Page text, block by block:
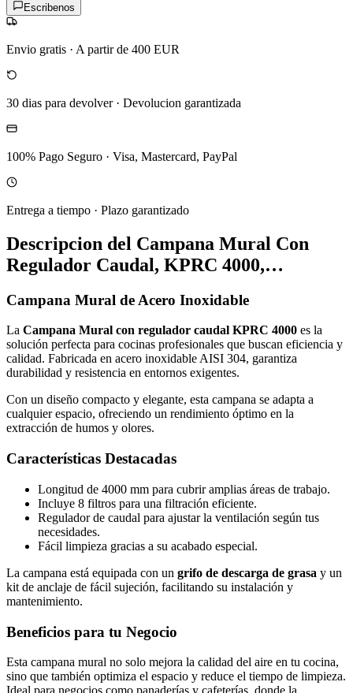
Escribenos
Envio gratis · A partir de 400 EUR
30 dias para devolver· Devolucion garantizada
100% Pago Seguro · Visa, Mastercard, PayPal
Entrega a tiempo · Plazo garantizado
Descripcion del Campana Mural Con
Regulador Caudal, KPRC 4000,…
Campana Mural de Acero Inoxidable
La Campana Mural con regulador caudal KPRC 4000 es la
solución perfecta para cocinas profesionales que buscan eficiencia y
calidad. Fabricada en acero inoxidable AISI 304, garantiza
durabilidad y resistencia en entornos exigentes.
Con un diseño compacto y elegante, esta campana se adapta a
cualquier espacio, ofreciendo un rendimiento óptimo en la
extracción de humos y olores.
Características Destacadas
Longitud de 4000 mm para cubrir amplias áreas de trabajo.
Incluye 8 filtros para una filtración eficiente.
Regulador de caudal para ajustar la ventilación según tus
necesidades.
Fácil limpieza gracias a su acabado especial.
La campana está equipada con un grifo de descarga de grasa y un
kit de anclaje de fácil sujeción, facilitando su instalación y
mantenimiento.
Beneficios para tu Negocio
Esta campana mural no solo mejora la calidad del aire en tu cocina,
sino que también optimiza el espacio y reduce el tiempo de limpieza.